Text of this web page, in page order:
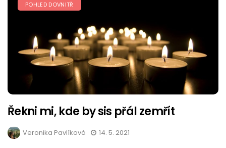
POHLED DOVNITŘ
Řekni mi, kde by sis přál zemřít
Veronika Pavlíková 14. 5. 2021